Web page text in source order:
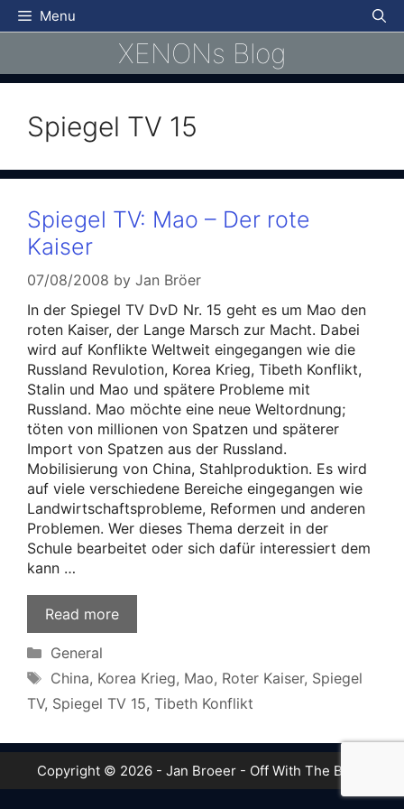
Skip
to
Menu
XENONs Blog
Spiegel TV 15
Spiegel TV: Mao – Der rote
Kaiser
07/08/2008 by Jan Bröer
In der Spiegel TV DvD Nr. 15 geht es um Mao den
roten Kaiser, der Lange Marsch zur Macht. Dabei
wird auf Konflikte Weltweit eingegangen wie die
Russland Revulotion, Korea Krieg, Tibeth Konflikt,
Stalin und Mao und spätere Probleme mit
Russland. Mao möchte eine neue Weltordnung;
töten von millionen von Spatzen und späterer
Import von Spatzen aus der Russland.
Mobilisierung von China, Stahlproduktion. Es wird
auf viele verschiedene Bereiche eingegangen wie
Landwirtschaftsprobleme, Reformen und anderen
Problemen. Wer dieses Thema derzeit in der
Schule bearbeitet oder sich dafür interessiert dem
kann …
Read more
Categories
General
Tags
China, Korea Krieg, Mao, Roter Kaiser, Spiegel
TV, Spiegel TV 15, Tibeth Konflikt
Copyright © 2026 - Jan Broeer - Off With The Boot!